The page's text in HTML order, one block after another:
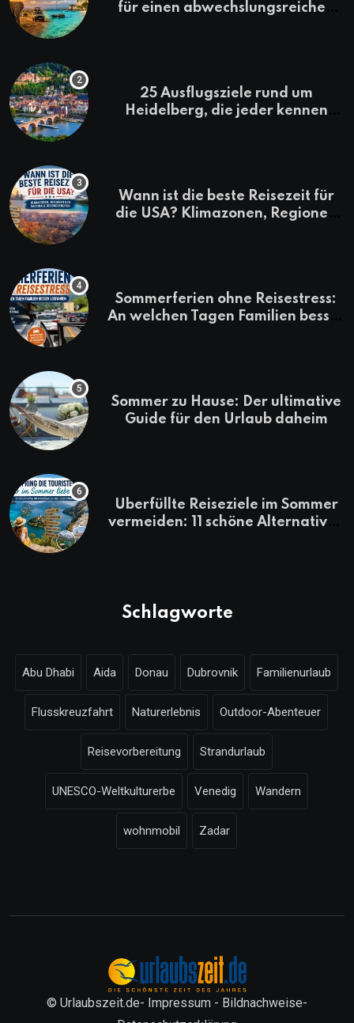
für einen abwechslungsreichen
25 Ausflugsziele rund um
Heidelberg, die jeder kennen
Wann ist die beste Reisezeit für
die USA? Klimazonen, Regionen
Sommerferien ohne Reisestress:
An welchen Tagen Familien besser
Sommer zu Hause: Der ultimative
Guide für den Urlaub daheim
Überfüllte Reiseziele im Sommer
vermeiden: 11 schöne Alternativen
Schlagworte
Abu Dhabi Aida Donau Dubrovnik Familienurlaub
Flusskreuzfahrt Naturerlebnis Outdoor-Abenteuer
Reisevorbereitung Strandurlaub
UNESCO-Weltkulturerbe Venedig Wandern
wohnmobil Zadar
© Urlaubszeit.de- Impressum - Bildnachweise-